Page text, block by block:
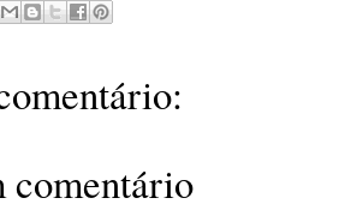
comentário